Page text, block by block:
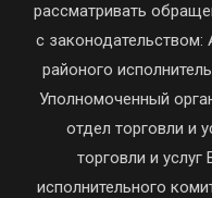
рассматривать
с
районого
Уполномоченный
отдел торговли и
торговли и
исполнительного